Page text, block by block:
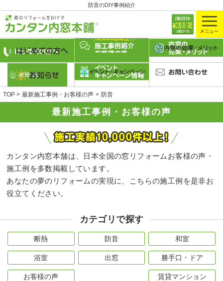
防音のDIY事例紹介
最新施工事例・お客様の声
TOP 最新施工事例・お客様の声 防音
カンタン内窓本舗は、日本全国の窓リフォームお客様の声・
施工例を多数掲載しています。
あなたの夢のリフォームの実現に、こちらの施工例を是非お
役立てください。
カテゴリで探す
断熱 防音 和室
浴室 出窓 勝手口・ドア
お客様の声 賃貸マンション